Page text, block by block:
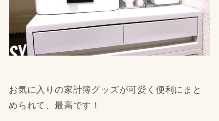
お気に入りの家計簿グッズが可愛く便利にまと
められて、最高です！